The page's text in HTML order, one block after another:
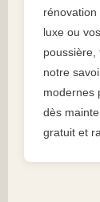
luxe ou
poussière,
notre
modernes
dès
gratuit et